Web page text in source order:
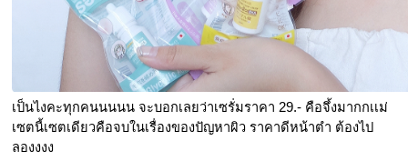
เป็นไงคะทุกคนนนนน จะบอกเลยว่าเซรั่มราคา 29.- คือจึ้งมากกเเม่
เซตนี้เซตเดียวคือจบในเรื่องของปัญหาผิว ราคาดีหน้าตำ ต้องไป
ลองงงง